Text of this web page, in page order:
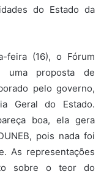
do Estado da
feira (16), o Fórum
uma proposta de
pelo governo,
Geral do Estado.
boa, ela gera
pois nada foi
As representações
sobre o teor do